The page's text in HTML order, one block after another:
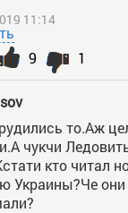
11:14
1
9
то.Аж
чукчи
кто читал
Украины?Че